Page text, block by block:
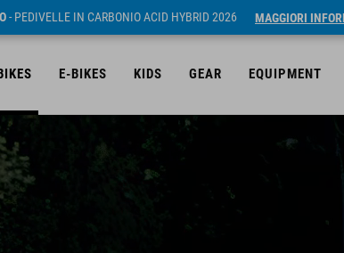
- PEDIVELLE IN CARBONIO ACID HYBRID 2026 MAGGIORI
E-BIKES KIDS GEAR EQUIPMENT